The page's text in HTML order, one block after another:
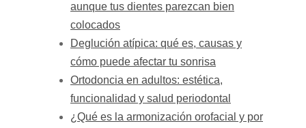
aunque tus dientes parezcan bien
colocados
Deglución atípica: qué es, causas y
cómo puede afectar tu sonrisa
Ortodoncia en adultos: estética,
funcionalidad y salud periodontal
¿Qué es la armonización orofacial y por